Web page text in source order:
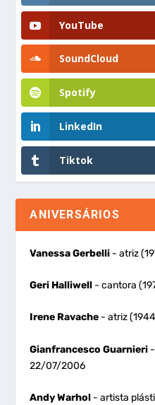
YouTube
SoundCloud
Spotify
LinkedIn
Tiktok
ANIVERSÁRIOS
Vanessa Gerbelli - atriz
Geri Halliwell - cantora
Irene Ravache - atriz
Gianfrancesco Guarnieri
22/07/2006
Andy Warhol - artista